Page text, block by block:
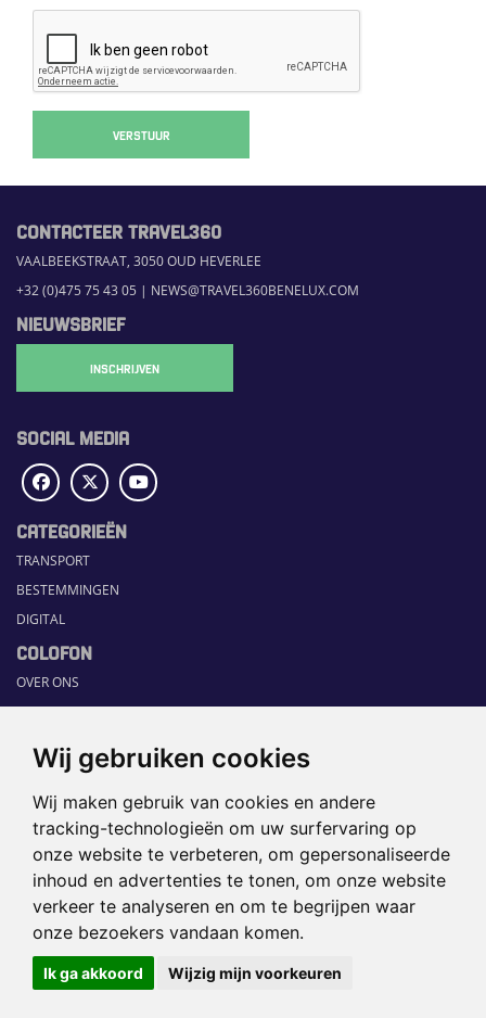
Wij gebruiken cookies
Wij maken gebruik van cookies en andere
tracking-technologieën om uw surfervaring op
onze website te verbeteren, om gepersonaliseerde
inhoud en advertenties te tonen, om onze website
verkeer te analyseren en om te begrijpen waar
onze bezoekers vandaan komen.
Ik ga akkoord Wijzig mijn voorkeuren
VERSTUUR
CONTACTEER TRAVEL360
VAALBEEKSTRAAT, 3050 OUD HEVERLEE
+32 (0)475 75 43 05 | NEWS@TRAVEL360BENELUX.COM
NIEUWSBRIEF
INSCHRIJVEN
SOCIAL MEDIA
CATEGORIEËN
TRANSPORT
BESTEMMINGEN
DIGITAL
COLOFON
OVER ONS
COMMUNICATION PLATFORM
RUBRIEKEN
HOME
SECTORGIDS
JOBS
HAPPENING
©2026 TRAVEL360° |SITEMAP
DISCLAIMER|PRIVACYBELEID|
COOKIEVOORKEUREN